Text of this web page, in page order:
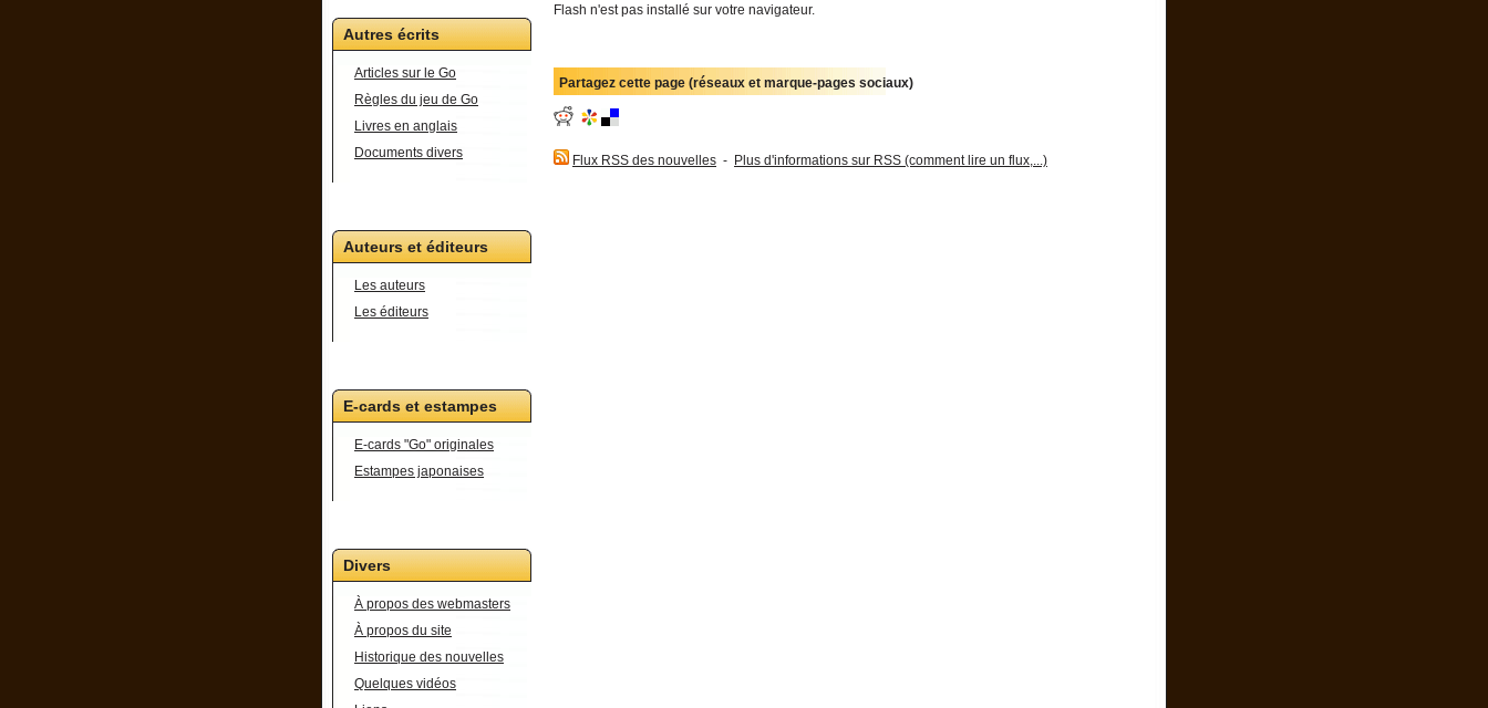
Autres écrits
Articles sur le Go
Règles du jeu de Go
Livres en anglais
Documents divers
Auteurs et éditeurs
Les auteurs
Les éditeurs
E-cards et estampes
E-cards "Go" originales
Estampes japonaises
Divers
À propos des webmasters
À propos du site
Historique des nouvelles
Quelques vidéos
Flash n'est pas installé sur votre navigateur.
Partagez cette page (réseaux et marque-pages sociaux)
Flux RSS des nouvelles - Plus d'informations sur RSS (comment lire un flux,...)